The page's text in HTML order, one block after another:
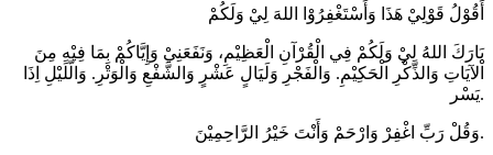
أَقُوْلُ قَوْلِيْ هَذَا وَأَسْتَغْفِرُوْا اللهَ لِيْ وَلَكُمْ
بَارَكَ اللهُ لِيْ وَلَكُمْ فِي الْقُرْآنِ الْعَظِيْمِ، وَنَفَعَنِيْ وَإِيَّاكُمْ بِمَا فِيْهِ مِنَ
اْلآيَاتِ وَالذِّكْرِ الْحَكِيْمِ. وَالْفَجْرِ وَلَيَالٍ عَشْرٍ وَالشَّفْعِ وَالْوَتْرِ. وَالّلَيْلِ اِذَا
يَسْر.
وَقُلْ رَبِّ اغْفِرْ وَارْحَمْ وَأَنْتَ خَيْرُ الرَّاحِمِيْنَ.